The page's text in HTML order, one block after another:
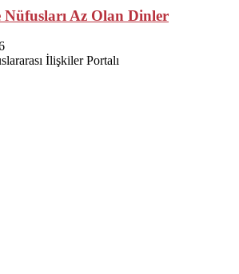
Az Olan Dinler
İlişkiler Portalı